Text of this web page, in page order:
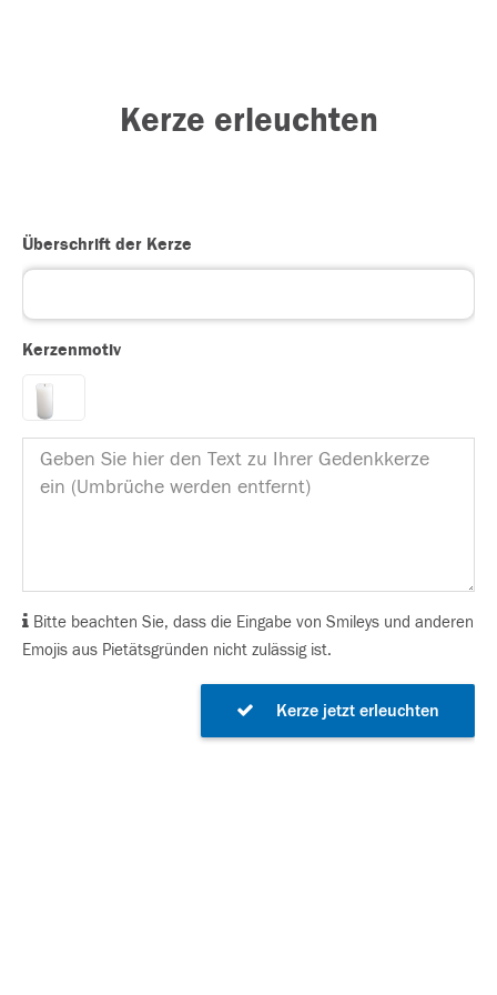
Kerze erleuchten
Überschrift der Kerze
Kerzenmotiv
Bitte beachten Sie, dass die Eingabe von Smileys und anderen
Emojis aus Pietätsgründen nicht zulässig ist.
Kerze jetzt erleuchten